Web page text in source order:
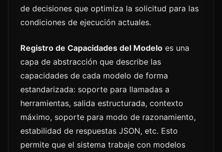
de decisiones que optimiza la solicitud para las
condiciones de ejecución actuales.
Registro de Capacidades del Modelo es una
capa de abstracción que describe las
capacidades de cada modelo de forma
estandarizada: soporte para llamadas a
herramientas, salida estructurada, contexto
máximo, soporte para modo de razonamiento,
estabilidad de respuestas JSON, etc. Esto
permite que el sistema trabaje con modelos